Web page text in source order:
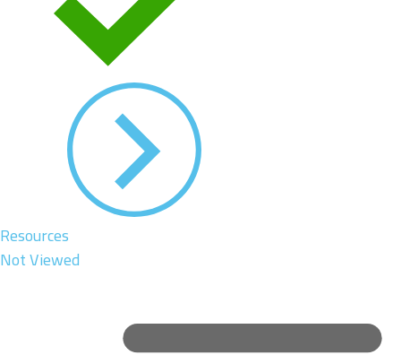
Resources
Not Viewed